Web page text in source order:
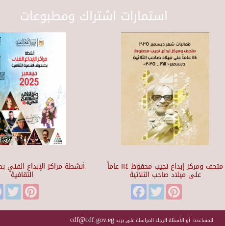
استمارات اشتراك ومطبوعات
أنشطة مراكز الإبداع الفني
الثقافية
FacebookTwitterPinterest
متحف ومركز إبداع نجيب محفوظ ١١٤ عاماً
على ميلاد صاحب الثلاثية
FacebookTwitter
للمساعدة أو الأسئلة الرجاء المراسلة على بريدcdf@cdf.gov.eg